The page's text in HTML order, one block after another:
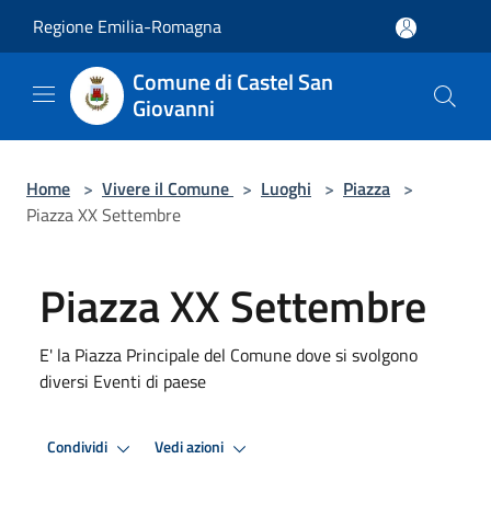
Regione Emilia-Romagna
Comune di Castel San
Giovanni
Home > Vivere il Comune > Luoghi > Piazza >
Piazza XX Settembre
Piazza XX Settembre
E' la Piazza Principale del Comune dove si svolgono
diversi Eventi di paese
Condividi Vedi azioni